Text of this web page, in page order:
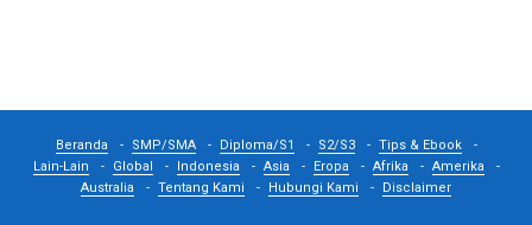
Beranda SMP/SMA Diploma/S1 S2/S3
Tips & Ebook
Lain-Lain
Global Indonesia Asia Eropa Afrika
Amerika
Australia
Tentang Kami Hubungi Kami Disclaimer